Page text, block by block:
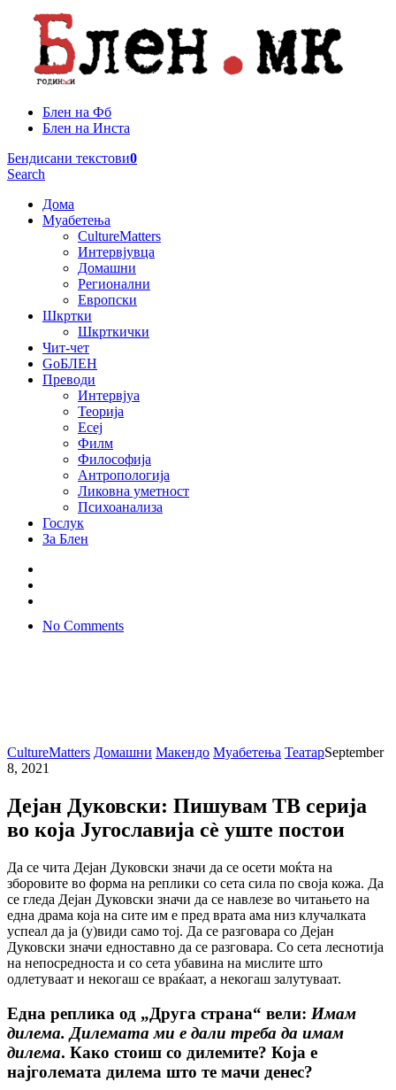
Блен на Фб
Блен на Инста
Бендисани текстови0
Search
Дома
Муабетења
CultureMatters
Интервјувца
Домашни
Регионални
Европски
Шкртки
Шкрткички
Чит-чет
GoБЛЕН
Преводи
Интервјуа
Теорија
Есеј
Филм
Философија
Антропологија
Ликовна уметност
Психоанализа
Гослук
За Блен
No Comments
CultureMatters Домашни Макендо Муабетења ТеатарSeptember
8, 2021
Дејан Дуковски: Пишувам ТВ серија
во која Југославија сè уште постои
Да се чита Дејан Дуковски значи да се осети моќта на
зборовите во форма на реплики со сета сила по своја кожа. Да
се гледа Дејан Дуковски значи да се навлезе во читањето на
една драма која на сите им е пред врата ама низ клучалката
успеал да ја (у)види само тој. Да се разговара со Дејан
Дуковски значи едноставно да се разговара. Со сета леснотија
на непосредноста и со сета убавина на мислите што
одлетуваат и некогаш се враќаат, а некогаш залутуваат.
Една реплика од „Друга страна“ вели: Имам
дилема. Дилемата ми е дали треба да имам
дилема. Како стоиш со дилемите? Која е
најголемата дилема што те мачи денес?